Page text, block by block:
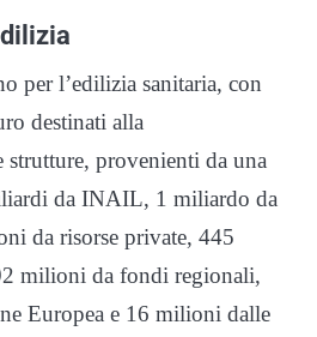
per l’edilizia sanitaria, con
destinati alla
strutture, provenienti da una
da INAIL, 1 miliardo da
da risorse private, 445
milioni da fondi regionali,
Europea e 16 milioni dalle